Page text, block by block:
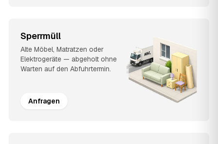
Sperrmüll
Alte Möbel, Matratzen oder
Elektrogeräte — abgeholt ohne
Warten auf den Abfuhrtermin.
Anfragen